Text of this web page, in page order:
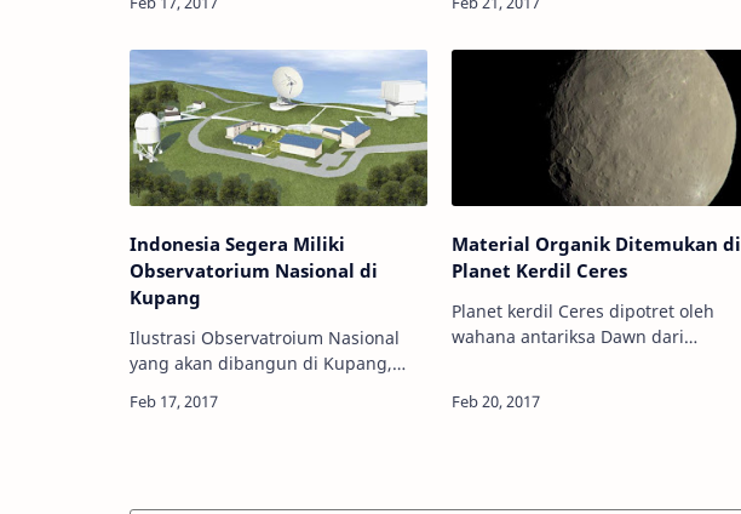
namanya, kenampakannya hitam
berambisi untuk mendaratkan
Indonesia Segera Miliki
Observatorium Nasional di
Kupang
Ilustrasi Observatroium Nasional
yang akan dibangun di Kupang,
Indonesia sejatinya memiliki
Material Organik Ditemukan di
Planet Kerdil Ceres
Planet kerdil Ceres dipotret oleh
wahana antariksa Dawn dari
sederhana baru-baru ini telah